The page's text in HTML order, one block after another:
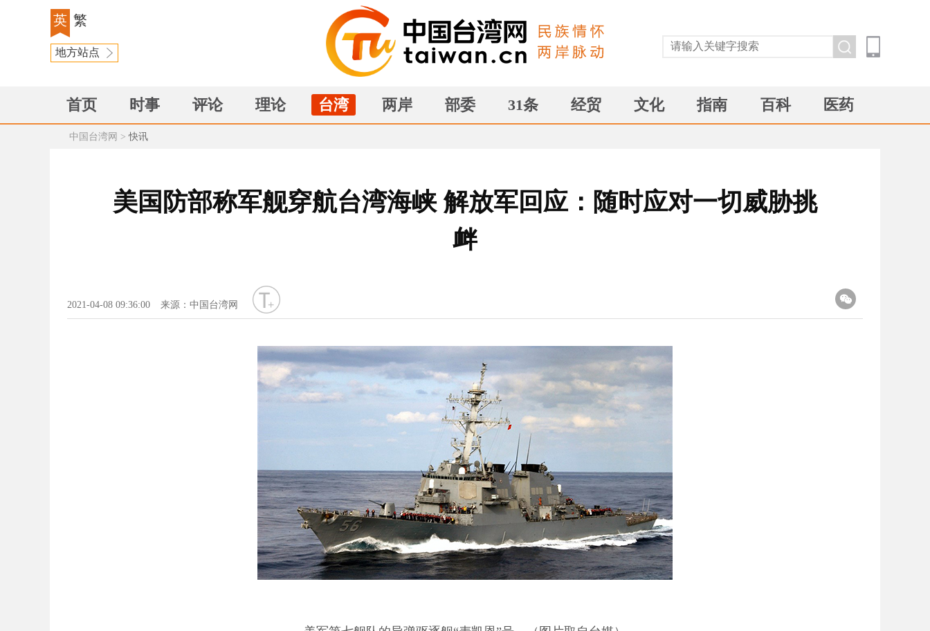
英 繁
地方站点
首页 时事 评论 理论 台湾 两岸 部委 31条 经贸 文化 指南 百科 医药
中国台湾网 >快讯
美国防部称军舰穿航台湾海峡 解放军回应：随时应对一切威胁挑
衅
2021-04-08 09:36:00 来源：中国台湾网
字号